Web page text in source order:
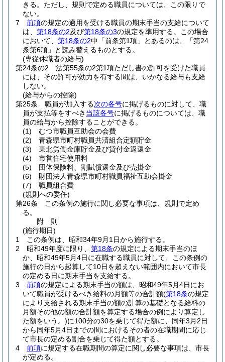
きる。 ただし、規則で定める職員については、この限りで
ない。
7
前項の規定の適用を受ける職員の期末手当の支給について
は、 第18条の2及び第18条の3の規定を準用する。
この場合
において、 第18条の2中「前条第1項」とあるのは、「第24
条第6項」と読み替えるものとする。
(専従休職者の給与)
第24条の2
法第55条の2第1項ただし書の許可を受けた職員
には、その許可が効力を有する間は、いかなる給与も支給
しない。
(給与からの控除)
第25条
職員が加入する次の各号に掲げるものに対して、職
員が支払等をすべき 当該各号に掲げるものについては、職
員の給与から控除することができる。
(1)
むつ市職員互助会の会費
(2)
青森県市町村職員共済組合定額貯金
(3)
東北労働金庫貯金及び貸付金返還金
(4)
市営住宅使用料
(5)
団体保険料、割賦償還金及び売掛金
(6)
財団法人青森県市町村職員福祉互助会掛金
(7)
職員組合費
(規則への委任)
第26条
この条例の施行に関し必要な事項は、規則で定め
る。
附 則
(施行期日)
1
この条例は、昭和34年9月1日から施行する。
2
昭和49年度に限り、 第18条の規定による期末手当のほ
か、昭和49年5月4日に在職する職員に対して、この条例の
施行の日から起算して10日を超えない範囲内において市長
の定める日に期末手当を支給する。
3
前項の規定による期末手当の額は、昭和49年5月4日にお
いて職員が受けるべき給料の月額等の合計額(第18条の規定
により支給される期末手当の額の計算の基礎となる給料の
月額その他の額の合計額を算定する場合の例により算定し
た額をいう。)に100分の30を乗じて得た額に、同年3月2日
から同年5月4日までの間におけるその者の在職期間に応じ
て市長の定める割合を乗じて得た額とする。
4
前項に規定する在職期間の算定に関し必要な事項は、市長
が定める。